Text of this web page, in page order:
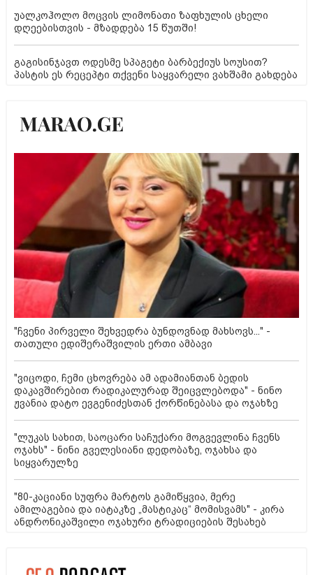
უალკოჰოლო მოცვის ლიმონათი ზაფხულის ცხელი
დღეებისთვის - მზადდება 15 წუთში!
გაგისინჯავთ ოდესმე სპაგეტი ბარბექიუს სოუსით?
პასტის ეს რეცეპტი თქვენი საყვარელი ვახშამი გახდება
"ჩვენი პირველი შეხვედრა ბუნდოვნად მახსოვს..." -
თათული ედიშერაშვილის ერთი ამბავი
"ვიცოდი, ჩემი ცხოვრება ამ ადამიანთან ბედის
დაკავშირებით რადიკალურად შეიცვლებოდა" - ნინო
ჟვანია დატო ევგენიძესთან ქორწინებასა და ოჯახზე
"ლუკას სახით, საოცარი საჩუქარი მოგვევლინა ჩვენს
ოჯახს" - ნინი გველესიანი დედობაზე, ოჯახსა და
სიყვარულზე
"80-კაციანი სუფრა მარტოს გამიწყვია, მერე
ამილაგებია და იატაკზე „მასტიკაც“ მომისვამს" - კირა
ანდრონიკაშვილი ოჯახური ტრადიციების შესახებ